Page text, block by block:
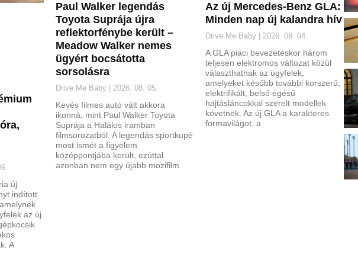
új
indított
az új
A
Paul Walker legendás
Toyota Suprája újra
reflektorfénybe került –
Meadow Walker nemes
ügyért bocsátotta
sorsolásra
Drive Me Baby 2026. 08. 05.
Kevés filmes autó vált akkora
ikonná, mint Paul Walker Toyota
Suprája a Halálos iramban
filmsorozatból. A legendás sportkupé
most ismét a figyelem
középpontjába került, ezúttal
azonban nem egy újabb mozifilm
Az új Mercedes-Benz GLA:
Minden nap új kalandra hív
Drive Me Baby 2026. 08. 04.
A GLA piaci bevezetéskor három
teljesen elektromos változat közül
választhatnak az ügyfelek,
amelyeket később további korszerű,
elektrifikált, belső égésű
hajtásláncokkal szerelt modellek
követnek. Az új GLA a karakteres
formavilágot, a